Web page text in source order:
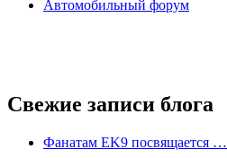
Автомобильный форум
Свежие записи блога
Фанатам EK9 посвящается …